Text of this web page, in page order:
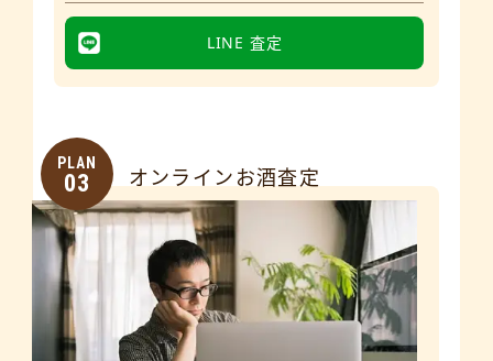
LINE 査定
PLAN
03 オンラインお酒査定